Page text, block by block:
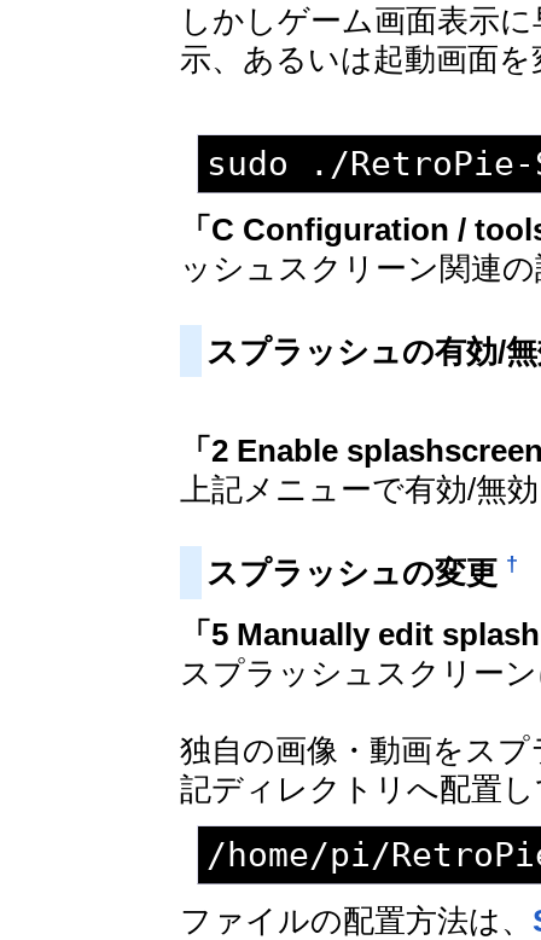
しかしゲーム画面表示
示、あるいは起動画面
sudo ./
「C Configuration /
ッシュスクリーン関連
スプラッシュの有効/
「2 Enable
上記メニューで有効/無
スプラッシュの変更 †
「5 Manually edit
スプラッシュスクリー
独自の画像・動画をス
記ディレクトリへ配置
/home/pi/
ファイルの配置方法は、